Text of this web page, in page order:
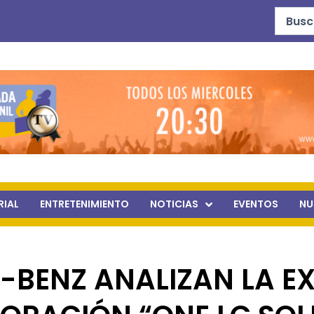
ENTRETENIMIENTO NOTICIAS EVENTOS
BENZ ANALIZAN LA